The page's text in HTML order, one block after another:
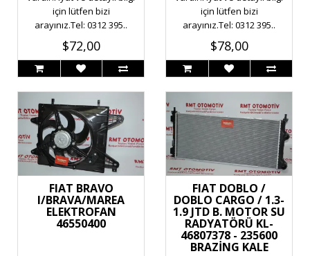
için lütfen bizi
arayınız.Tel: 0312 395..
$72,00
için lütfen bizi
arayınız.Tel: 0312 395..
$78,00
FIAT BRAVO
I/BRAVA/MAREA
ELEKTROFAN
46550400
FIAT DOBLO /
DOBLO CARGO / 1.3-
1.9 JTD B. MOTOR SU
RADYATÖRÜ KL-
46807378 - 235600
BRAZİNG KALE